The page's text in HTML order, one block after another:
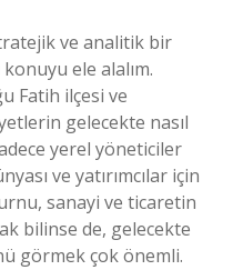
ve analitik bir
konuyu ele alalım.
Fatih ilçesi ve
gelecekte nasıl
yerel yöneticiler
ve yatırımcılar için
sanayi ve ticaretin
bilinse de, gelecekte
görmek çok önemli.